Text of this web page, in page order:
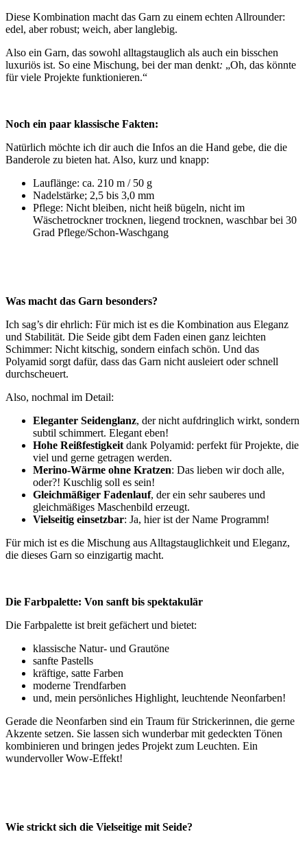
Diese Kombination macht das Garn zu einem echten Allrounder:
edel, aber robust; weich, aber langlebig.
Also ein Garn, das sowohl alltagstauglich als auch ein bisschen
luxuriös ist. So eine Mischung, bei der man denkt: „Oh, das könnte
für viele Projekte funktionieren.“
Noch ein paar klassische Fakten:
Natürlich möchte ich dir auch die Infos an die Hand gebe, die die
Banderole zu bieten hat. Also, kurz und knapp:
Lauflänge: ca. 210 m / 50 g
Nadelstärke; 2,5 bis 3,0 mm
Pflege: Nicht bleiben, nicht heiß bügeln, nicht im
Wäschetrockner trocknen, liegend trocknen, waschbar bei 30
Grad Pflege/Schon-Waschgang
Was macht das Garn besonders?
Ich sag’s dir ehrlich: Für mich ist es die Kombination aus Eleganz
und Stabilität. Die Seide gibt dem Faden einen ganz leichten
Schimmer: Nicht kitschig, sondern einfach schön. Und das
Polyamid sorgt dafür, dass das Garn nicht ausleiert oder schnell
durchscheuert.
Also, nochmal im Detail:
Eleganter Seidenglanz, der nicht aufdringlich wirkt, sondern
subtil schimmert. Elegant eben!
Hohe Reißfestigkeit dank Polyamid: perfekt für Projekte, die
viel und gerne getragen werden.
Merino-Wärme ohne Kratzen: Das lieben wir doch alle,
oder?! Kuschlig soll es sein!
Gleichmäßiger Fadenlauf, der ein sehr sauberes und
gleichmäßiges Maschenbild erzeugt.
Vielseitig einsetzbar: Ja, hier ist der Name Programm!
Für mich ist es die Mischung aus Alltagstauglichkeit und Eleganz,
die dieses Garn so einzigartig macht.
Die Farbpalette: Von sanft bis spektakulär
Die Farbpalette ist breit gefächert und bietet:
klassische Natur- und Grautöne
sanfte Pastells
kräftige, satte Farben
moderne Trendfarben
und, mein persönliches Highlight, leuchtende Neonfarben!
Gerade die Neonfarben sind ein Traum für Strickerinnen, die gerne
Akzente setzen. Sie lassen sich wunderbar mit gedeckten Tönen
kombinieren und bringen jedes Projekt zum Leuchten. Ein
wundervoller Wow-Effekt!
Wie strickt sich die Vielseitige mit Seide?